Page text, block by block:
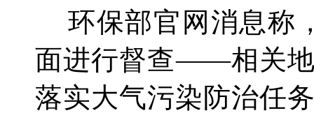
环保部官网消息称
面进行督查——相关
落实大气污染防治任